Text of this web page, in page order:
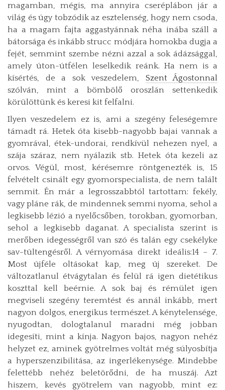
magamban, mégis, ma annyira cseréplábon jár a
világ és úgy tobzódik az esztelenség, hogy nem csoda,
ha a magam fajta aggastyánnak néha inába száll a
bátorsága és inkább strucc módjára homokba dugja a
fejét, semmint szembe nézni azzal a sok ádázsággal,
amely úton-útfélen leselkedik reánk. Ha nem is a
kísértés, de a sok veszedelem, Szent Ágostonnal
szólván, mint a bömbölő oroszlán settenkedik
körülöttünk és keresi kit felfalni.
Ilyen veszedelem ez is, ami a szegény feleségemre
támadt rá. Hetek óta kisebb-nagyobb bajai vannak a
gyomrával, étek-undorai, rendkívül nehezen nyel, a
szája száraz, nem nyálazik stb. Hetek óta kezeli az
orvos. Végül, most, kérésemre röntgenezték is, 15
felvételt csinált egy gyomorspecialista, de nem talált
semmit. Én már a legrosszabbtól tartottam: fekély,
vagy pláne rák, de mindennek semmi nyoma, sehol a
legkisebb lézió a nyelőcsőben, torokban, gyomorban,
sehol a legkisebb daganat. A specialista szerint is
merőben idegességről van szó és talán egy csekélyke
sav-túltengésről. A vérnyomása direkt ideális:14 – 7.
Most újféle oltásokat kap, meg új szereket. De
változatlanul étvágytalan és felül rá igen dietétikus
koszttal kell beérnie. A sok baj és rémület igen
megviseli szegény teremtést és annál inkább, mert
nagyon dolgos, energikus természet. A kénytelensége,
nyugodtan, dologtalanul maradni még jobban
idegesíti, mint a kínja. Nagyon bajos, nagyon nehéz
helyzet ez, aminek gyötrelmes voltát még súlyosbítja
a hyperszenzibilitása, az ingerlékenysége. Mindebbe
felettébb nehéz beletörődni, de ha muszáj. Azt
hiszem, kevés gyötrelem van nagyobb, mint ez: